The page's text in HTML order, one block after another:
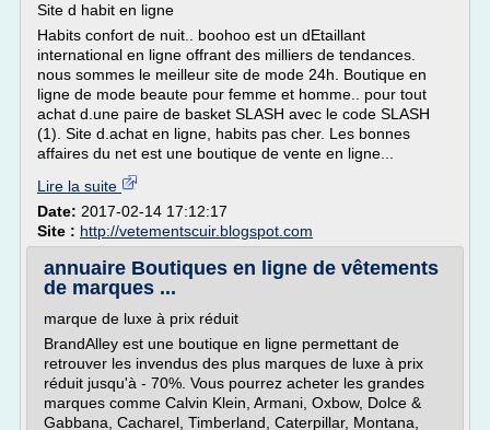
Site d habit en ligne
Habits confort de nuit.. boohoo est un dEtaillant
international en ligne offrant des milliers de tendances.
nous sommes le meilleur site de mode 24h. Boutique en
ligne de mode beaute pour femme et homme.. pour tout
achat d.une paire de basket SLASH avec le code SLASH
(1). Site d.achat en ligne, habits pas cher. Les bonnes
affaires du net est une boutique de vente en ligne...
Lire la suite
Date: 2017-02-14 17:12:17
Site : http://vetementscuir.blogspot.com
annuaire Boutiques en ligne de vêtements
de marques ...
marque de luxe à prix réduit
BrandAlley est une boutique en ligne permettant de
retrouver les invendus des plus marques de luxe à prix
réduit jusqu'à - 70%. Vous pourrez acheter les grandes
marques comme Calvin Klein, Armani, Oxbow, Dolce &
Gabbana, Cacharel, Timberland, Caterpillar, Montana,